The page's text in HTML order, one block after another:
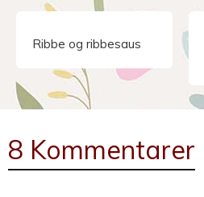
Ribbe og ribbesaus
8 Kommentarer